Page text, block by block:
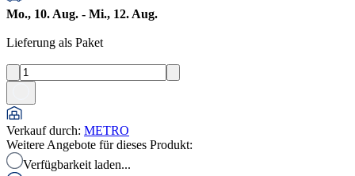
Mo., 10. Aug. - Mi., 12. Aug.
Lieferung als Paket
Verkauf durch: METRO
Weitere Angebote für dieses Produkt:
Verfügbarkeit laden...